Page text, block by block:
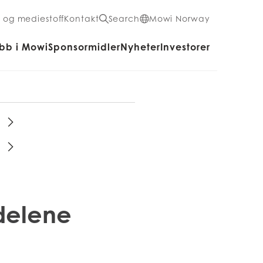
og mediestoffKontakt Search Mowi Norway
i MowiSponsormidlerNyheterInvestorer